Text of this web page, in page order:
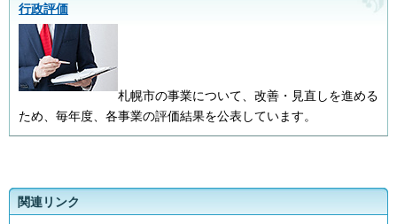
行政評価
札幌市の事業について、改善・見直しを進める
ため、毎年度、各事業の評価結果を公表しています。
関連リンク